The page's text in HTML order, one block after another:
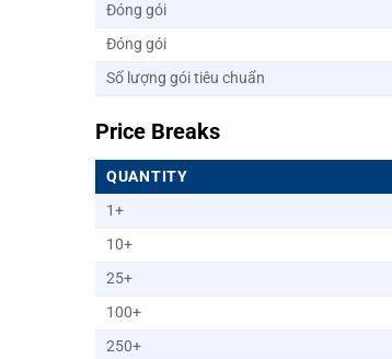
Đóng gói
Đóng gói
Số lượng gói tiêu chuẩn
Price Breaks
QUANTITY
1+
10+
25+
100+
250+